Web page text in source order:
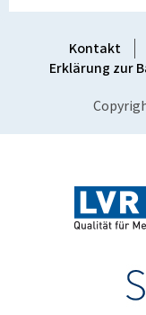
Kontakt
Erklärung zur